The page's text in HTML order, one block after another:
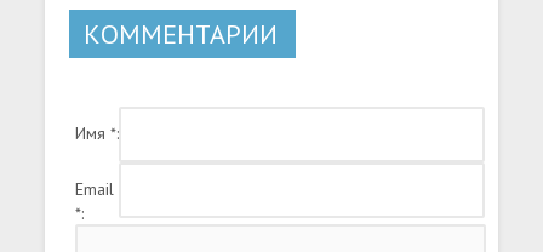
удивительно! Симулятор экстремального
вождения Xpand Rally Xtreme позволяет
почувствовать себя настоящим гонщиком и
КОММЕНТАРИИ
Имя *:
Email
*: